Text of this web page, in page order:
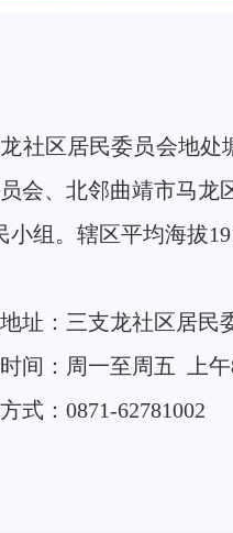
社区居民委员会地
会、北邻曲靖市马龙
小组。辖区平均海拔
址：三支龙社区居民
间：周一至周五 上午
式：0871-62781002